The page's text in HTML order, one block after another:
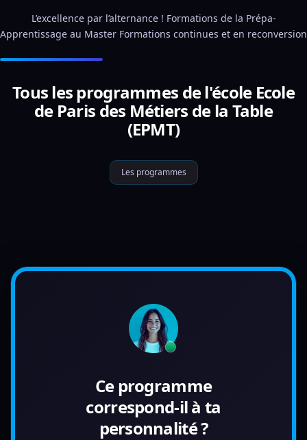
L’excellence par l’alternance ! Formations de la Prépa-
Apprentissage au Master Formations continues et en reconversion
Tous les programmes de l'école Ecole
de Paris des Métiers de la Table
(EPMT)
Les programmes
Ce programme
correspond-il à ta
personnalité ?